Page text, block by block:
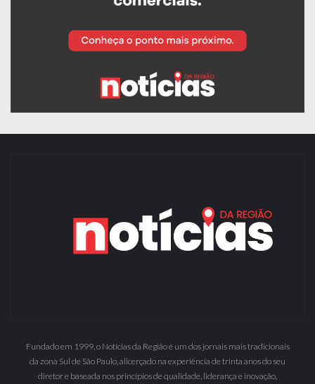
Fundado em 1999, o Notícias da Região é um dos jornais mais tradicionais
da zona Sul de São Paulo, alicerçado na experiência de trinta anos do seu
diretor e baseada nos princípios de qualidade, liderança e inovação,